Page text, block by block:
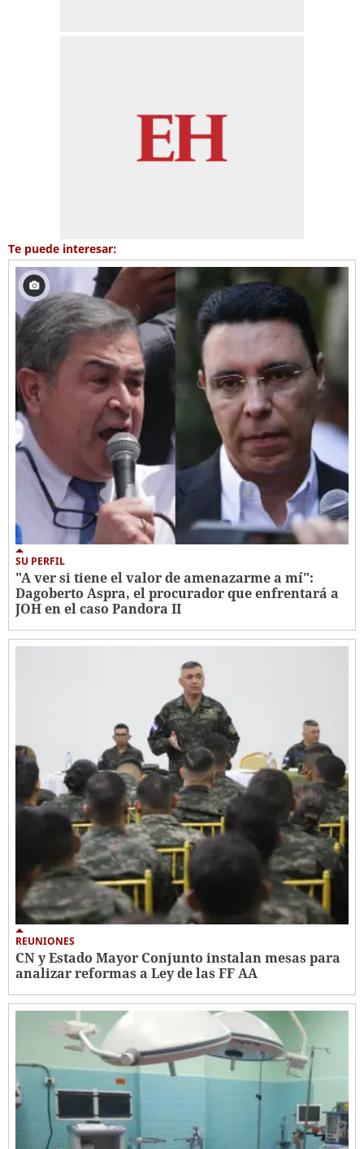
Te puede interesar:
SU PERFIL
"A ver si tiene el valor de amenazarme a mí":
Dagoberto Aspra, el procurador que enfrentará a
JOH en el caso Pandora II
REUNIONES
CN y Estado Mayor Conjunto instalan mesas para
analizar reformas a Ley de las FF AA